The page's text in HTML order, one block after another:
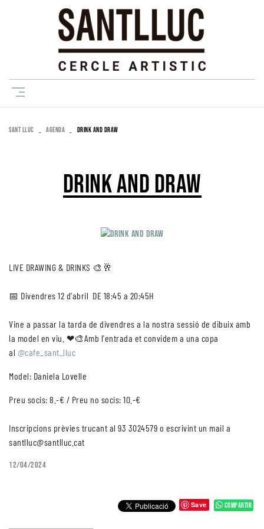
SANT LLUC AGENDA DRINK AND DRAW
DRINK AND DRAW
LIVE DRAWING & DRINKS 🎨🥂
📅 Divendres 12 d'abril DE 18:45 a 20:45H
Vine a passar la tarda de divendres a la nostra sessió de dibuix amb
la model en viu. ❤🎨Amb l'entrada et convidem a una copa
al @cafe_sant_lluc
Model: Daniela Lovelle
Preu socis: 8.-€ / Preu no socis: 10.-€
Inscripcions prèvies trucant al 93 3024579 o escrivint un mail a
santlluc@santlluc.cat
12/04/2024
Save Compartir